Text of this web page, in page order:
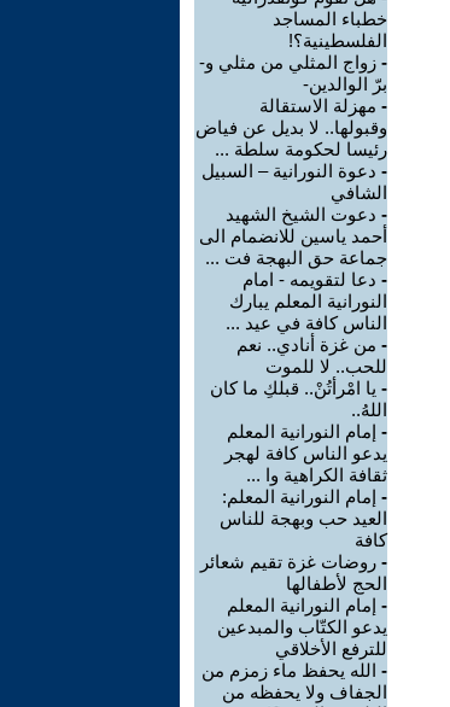
خطباء المساجد
الفلسطينية؟!
- زواج المثلي من مثلي و-
برّ الوالدين-
- مهزلة الاستقالة
وقبولها.. لا بديل عن فياض
رئيسا لحكومة سلطة ...
- دعوة النورانية – السبيل
الشافي
- دعوت الشيخ الشهيد
أحمد ياسين للانضمام الى
جماعة حق البهجة فت ...
- دعا لتقويمه - امام
النورانية المعلم يبارك
الناس كافة في عيد ...
- من غزة أنادي.. نعم
للحب.. لا للموت
- يا امْرأتُنْ.. قبلكِ ما كان
اللهُ..
- إمام النورانية المعلم
يدعو الناس كافة لهجر
ثقافة الكراهية وا ...
- إمام النورانية المعلم:
العيد حب وبهجة للناس
كافة
- روضات غزة تقيم شعائر
الحج لأطفالها
- إمام النورانية المعلم
يدعو الكتّاب والمبدعين
للترفع الأخلاقي
- الله يحفظ ماء زمزم من
الجفاف ولا يحفظه من